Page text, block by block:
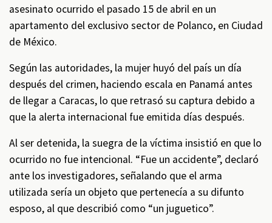
asesinato ocurrido el pasado 15 de abril en un
apartamento del exclusivo sector de Polanco, en Ciudad
de México.
Según las autoridades, la mujer huyó del país un día
después del crimen, haciendo escala en Panamá antes
de llegar a Caracas, lo que retrasó su captura debido a
que la alerta internacional fue emitida días después.
Al ser detenida, la suegra de la víctima insistió en que lo
ocurrido no fue intencional. “Fue un accidente”, declaró
ante los investigadores, señalando que el arma
utilizada sería un objeto que pertenecía a su difunto
esposo, al que describió como “un juguetico”.